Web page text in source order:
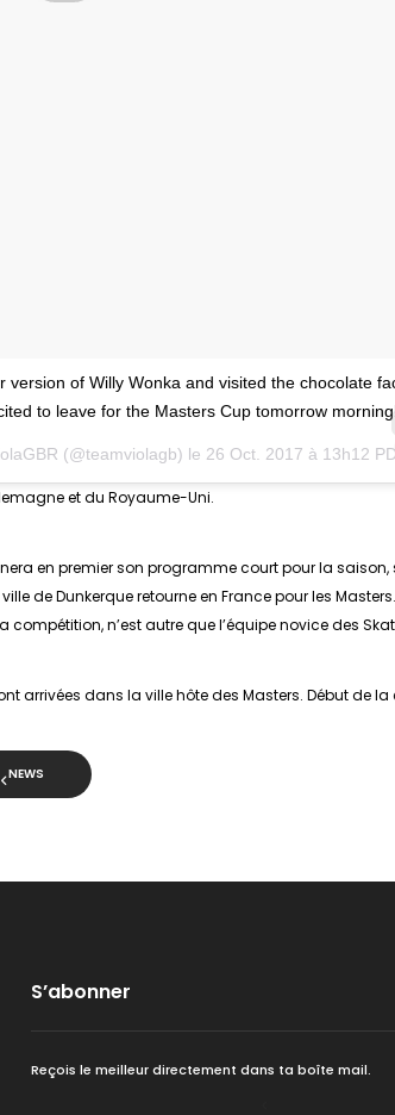
of Willy Wonka and visited the chocolate
to leave for the Masters Cup tomorrow
(@teamviolagb) le 26 Oct. 2017 à 13h12
et du Royaume-Uni.
en premier son programme court pour la saison,
de Dunkerque retourne en France pour les Masters.
n’est autre que l’équipe novice des
arrivées dans la ville hôte des Masters. Début de
NEWS
S’abonner
Reçois le meilleur directement dans ta boîte mail.